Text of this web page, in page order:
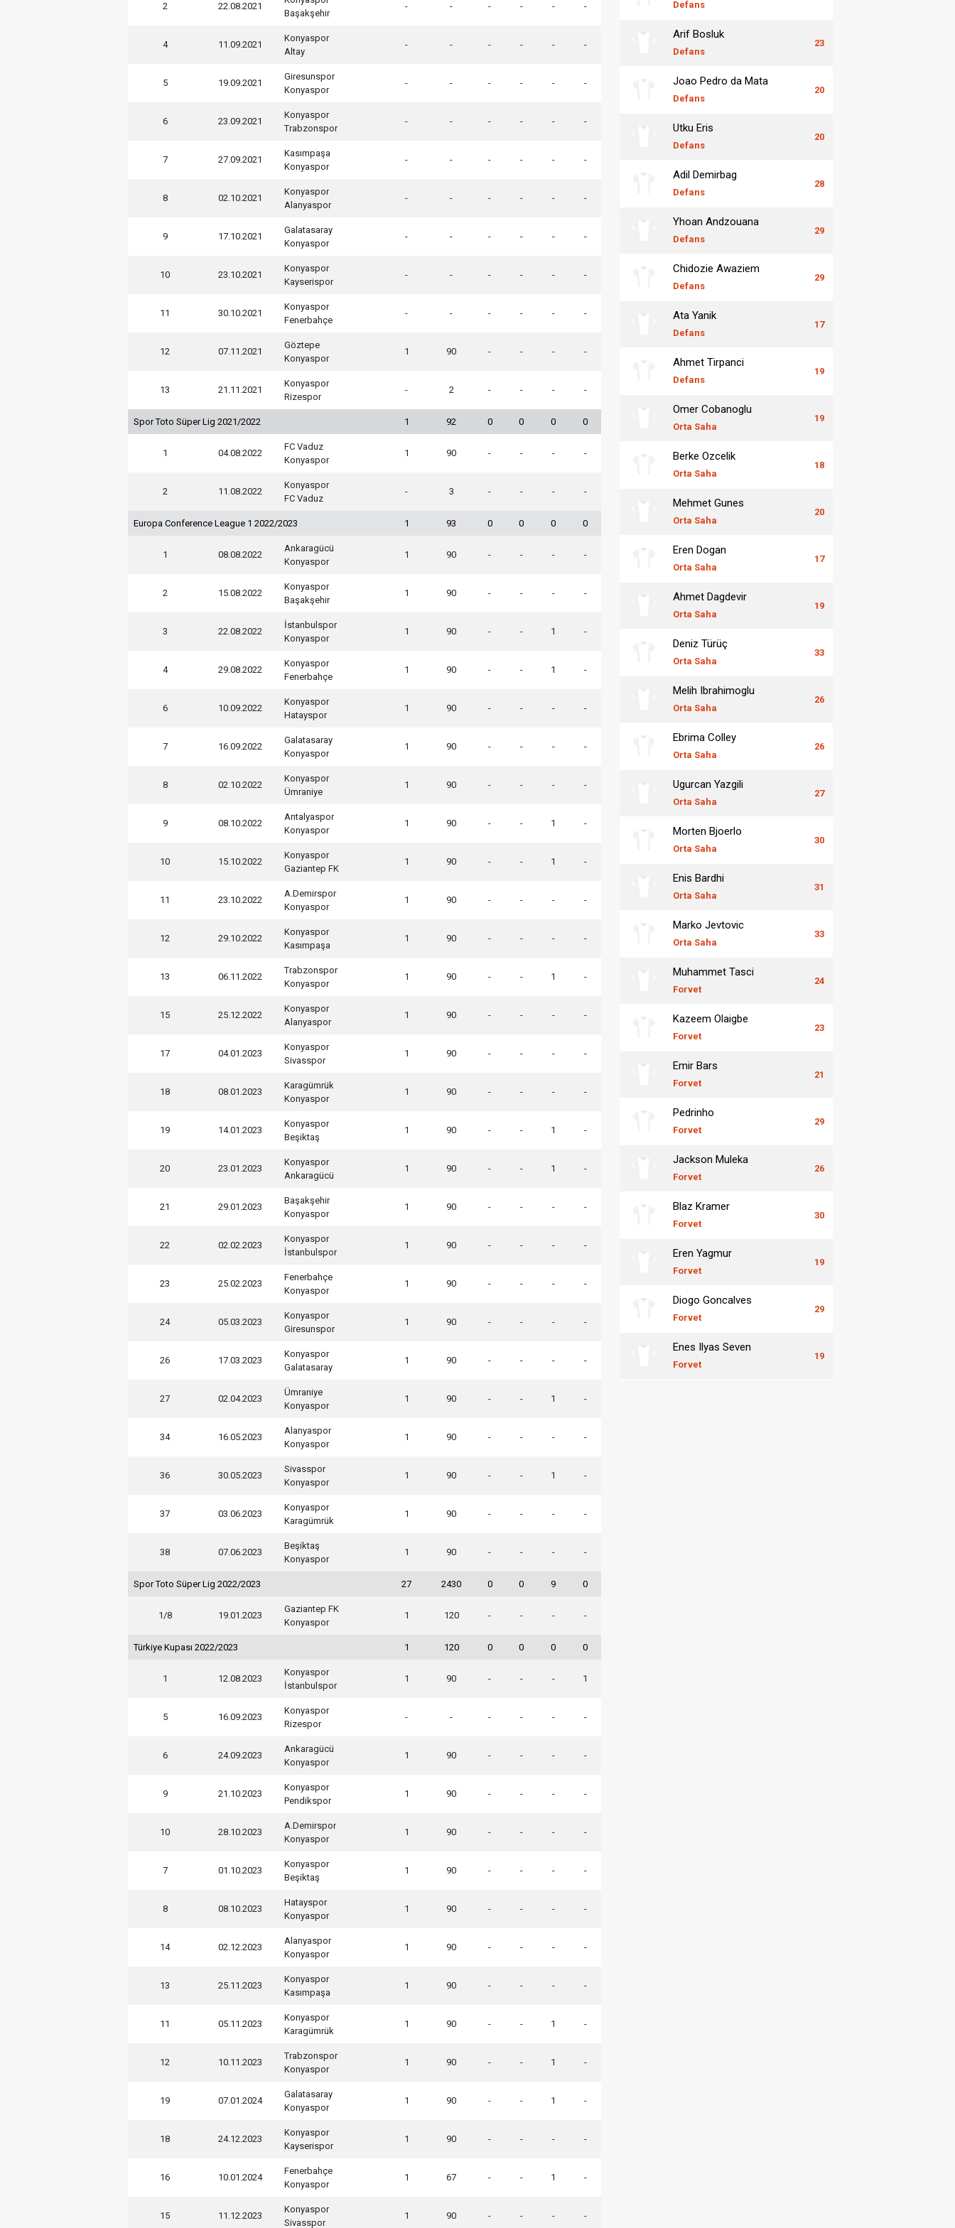
2 22.08.2021
Başakşehir
- - - - - -
4 11.09.2021
Konyaspor
Altay
- - - - - -
5 19.09.2021
Giresunspor
Konyaspor
- - - - - -
6 23.09.2021
Konyaspor
Trabzonspor
- - - - - -
7 27.09.2021
Kasımpaşa
Konyaspor
- - - - - -
8 02.10.2021
Konyaspor
Alanyaspor
- - - - - -
9 17.10.2021
Galatasaray
Konyaspor
- - - - - -
10 23.10.2021
Konyaspor
Kayserispor
- - - - - -
11 30.10.2021
Konyaspor
Fenerbahçe
- - - - - -
12 07.11.2021
Göztepe
Konyaspor
1 90 - - - -
13 21.11.2021
Konyaspor
Rizespor
- 2 - - - -
Spor Toto Süper Lig 2021/2022 1 92 0 0 0 0
1 04.08.2022
FC Vaduz
Konyaspor
1 90 - - - -
2 11.08.2022
Konyaspor
FC Vaduz
- 3 - - - -
Europa Conference League 1 2022/2023 1 93 0 0 0 0
1 08.08.2022
Ankaragücü
Konyaspor
1 90 - - - -
2 15.08.2022
Konyaspor
Başakşehir
1 90 - - - -
3 22.08.2022
İstanbulspor
Konyaspor
1 90 - - 1 -
4 29.08.2022
Konyaspor
Fenerbahçe
1 90 - - 1 -
6 10.09.2022
Konyaspor
Hatayspor
1 90 - - - -
7 16.09.2022
Galatasaray
Konyaspor
1 90 - - - -
8 02.10.2022
Konyaspor
Ümraniye
1 90 - - - -
9 08.10.2022
Antalyaspor
Konyaspor
1 90 - - 1 -
10 15.10.2022
Konyaspor
Gaziantep FK
1 90 - - 1 -
11 23.10.2022
A.Demirspor
Konyaspor
1 90 - - - -
12 29.10.2022
Konyaspor
Kasımpaşa
1 90 - - - -
13 06.11.2022
Trabzonspor
Konyaspor
1 90 - - 1 -
15 25.12.2022
Konyaspor
Alanyaspor
1 90 - - - -
17 04.01.2023
Konyaspor
Sivasspor
1 90 - - - -
18 08.01.2023
Karagümrük
Konyaspor
1 90 - - - -
19 14.01.2023
Konyaspor
Beşiktaş
1 90 - - 1 -
20 23.01.2023
Konyaspor
Ankaragücü
1 90 - - 1 -
21 29.01.2023
Başakşehir
Konyaspor
1 90 - - - -
22 02.02.2023
Konyaspor
İstanbulspor
1 90 - - - -
23 25.02.2023
Fenerbahçe
Konyaspor
1 90 - - - -
24 05.03.2023
Konyaspor
Giresunspor
1 90 - - - -
26 17.03.2023
Konyaspor
Galatasaray
1 90 - - - -
27 02.04.2023
Ümraniye
Konyaspor
1 90 - - 1 -
34 16.05.2023
Alanyaspor
Konyaspor
1 90 - - - -
36 30.05.2023
Sivasspor
Konyaspor
1 90 - - 1 -
37 03.06.2023
Konyaspor
Karagümrük
1 90 - - - -
38 07.06.2023
Beşiktaş
Konyaspor
1 90 - - - -
Spor Toto Süper Lig 2022/2023 27 2430 0 0 9 0
1/8 19.01.2023
Gaziantep FK
Konyaspor
1 120 - - - -
Türkiye Kupası 2022/2023 1 120 0 0 0 0
1 12.08.2023
Konyaspor
İstanbulspor
1 90 - - - 1
5 16.09.2023
Konyaspor
Rizespor
- - - - - -
6 24.09.2023
Ankaragücü
Konyaspor
1 90 - - - -
9 21.10.2023
Konyaspor
Pendikspor
1 90 - - - -
10 28.10.2023
A.Demirspor
Konyaspor
1 90 - - - -
7 01.10.2023
Konyaspor
Beşiktaş
1 90 - - - -
8 08.10.2023
Hatayspor
Konyaspor
1 90 - - - -
14 02.12.2023
Alanyaspor
Konyaspor
1 90 - - - -
13 25.11.2023
Konyaspor
Kasımpaşa
1 90 - - - -
11 05.11.2023
Konyaspor
Karagümrük
1 90 - - 1 -
12 10.11.2023
Trabzonspor
Konyaspor
1 90 - - 1 -
19 07.01.2024
Galatasaray
Konyaspor
1 90 - - 1 -
18 24.12.2023
Konyaspor
Kayserispor
1 90 - - - -
16 10.01.2024
Fenerbahçe
Konyaspor
1 67 - - 1 -
15 11.12.2023
Konyaspor
Sivasspor
1 90 - - - -
Defans
Arif Bosluk
Defans
23
Joao Pedro da Mata
Defans
20
Utku Eris
Defans
20
Adil Demirbag
Defans
28
Yhoan Andzouana
Defans
29
Chidozie Awaziem
Defans
29
Ata Yanik
Defans
17
Ahmet Tirpanci
Defans
19
Omer Cobanoglu
Orta Saha
19
Berke Ozcelik
Orta Saha
18
Mehmet Gunes
Orta Saha
20
Eren Dogan
Orta Saha
17
Ahmet Dagdevir
Orta Saha
19
Deniz Türüç
Orta Saha
33
Melih Ibrahimoglu
Orta Saha
26
Ebrima Colley
Orta Saha
26
Ugurcan Yazgili
Orta Saha
27
Morten Bjoerlo
Orta Saha
30
Enis Bardhi
Orta Saha
31
Marko Jevtovic
Orta Saha
33
Muhammet Tasci
Forvet
24
Kazeem Olaigbe
Forvet
23
Emir Bars
Forvet
21
Pedrinho
Forvet
29
Jackson Muleka
Forvet
26
Blaz Kramer
Forvet
30
Eren Yagmur
Forvet
19
Diogo Goncalves
Forvet
29
Enes Ilyas Seven
Forvet
19